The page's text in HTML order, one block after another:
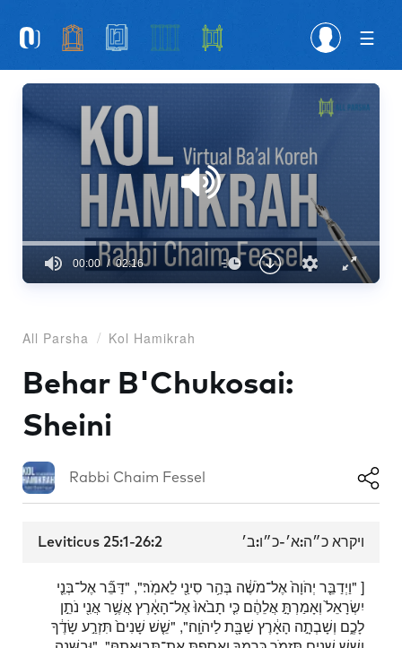
note:
This
website
includes
accessibility
2
minutes,
seconds
00:00 02:16
All Parsha Kol Hamikrah
Behar B'Chukosai:
Sheini
Rabbi Chaim Fessel
Leviticus 25:1-26:2 ויקרא כ״ה:א׳-כ״ו:ב׳
[ "וַיְדַבֵּ֤ר יְהֹוָה֙ אֶל־מֹשֶׁ֔ה בְּהַ֥ר סִינַ֖י לֵאמֹֽר׃", "דַּבֵּ֞ר אֶל־בְּנֵ֤י
יִשְׂרָאֵל֙ וְאָמַרְתָּ֣ אֲלֵהֶ֔ם כִּ֤י תָבֹ֙אוּ֙ אֶל־הָאָ֔רֶץ אֲשֶׁ֥ר אֲנִ֖י נֹתֵ֣ן
לָכֶ֑ם וְשָׁבְתָ֣ה הָאָ֔רֶץ שַׁבָּ֖ת לַיהֹוָֽה׃", "שֵׁ֤שׁ שָׁנִים֙ תִּזְרַ֣ע שָׂדֶ֔ךָ